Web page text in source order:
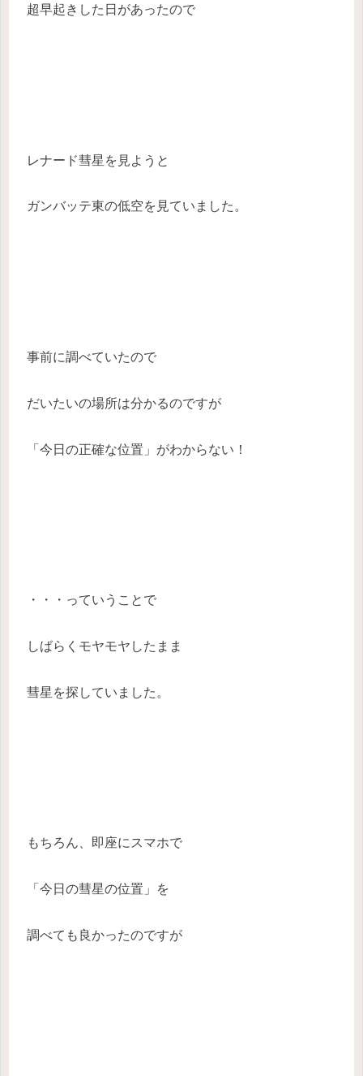
超早起きした日があったので
レナード彗星を見ようと
ガンバッテ東の低空を見ていました。
事前に調べていたので
だいたいの場所は分かるのですが
「今日の正確な位置」がわからない！
・・・っていうことで
しばらくモヤモヤしたまま
彗星を探していました。
もちろん、即座にスマホで
「今日の彗星の位置」を
調べても良かったのですが